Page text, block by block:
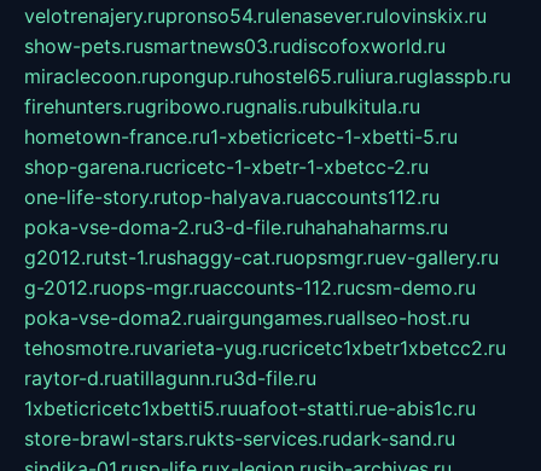
velotrenajery.rupronso54.rulenasever.rulovinskix.ru
show-pets.rusmartnews03.rudiscofoxworld.ru
miraclecoon.rupongup.ruhostel65.ruliura.ruglasspb.ru
firehunters.rugribowo.rugnalis.rubulkitula.ru
hometown-france.ru1-xbeticricetc-1-xbetti-5.ru
shop-garena.rucricetc-1-xbetr-1-xbetcc-2.ru
one-life-story.rutop-halyava.ruaccounts112.ru
poka-vse-doma-2.ru3-d-file.ruhahahaharms.ru
g2012.rutst-1.rushaggy-cat.ruopsmgr.ruev-gallery.ru
g-2012.ruops-mgr.ruaccounts-112.rucsm-demo.ru
poka-vse-doma2.ruairgungames.ruallseo-host.ru
tehosmotre.ruvarieta-yug.rucricetc1xbetr1xbetcc2.ru
raytor-d.ruatillagunn.ru3d-file.ru
1xbeticricetc1xbetti5.ruuafoot-statti.rue-abis1c.ru
store-brawl-stars.rukts-services.rudark-sand.ru